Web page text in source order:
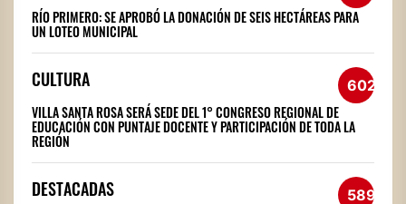
RÍO PRIMERO: SE APROBÓ LA DONACIÓN DE SEIS HECTÁREAS PARA
UN LOTEO MUNICIPAL
CULTURA 602
VILLA SANTA ROSA SERÁ SEDE DEL 1° CONGRESO REGIONAL DE
EDUCACIÓN CON PUNTAJE DOCENTE Y PARTICIPACIÓN DE TODA LA
REGIÓN
DESTACADAS 589